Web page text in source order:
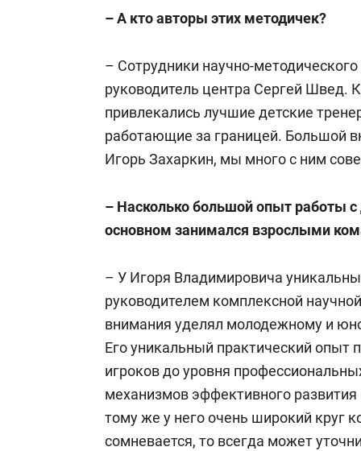
– А кто авторы этих методичек?
– Сотрудники научно-
руководитель центра Сергей Швед.
привлекались лучшие детские
работающие за границей. Большой
Игорь Захаркин, мы много с ним
– Насколько большой опыт работы
основном занимался взрослыми
– У Игоря Владимировича
руководителем комплексной
внимания уделял молодежному и
Его уникальный практический опыт
игроков до уровня
механизмов эффективного
тому же у него очень широкий круг
сомневается, то всегда может